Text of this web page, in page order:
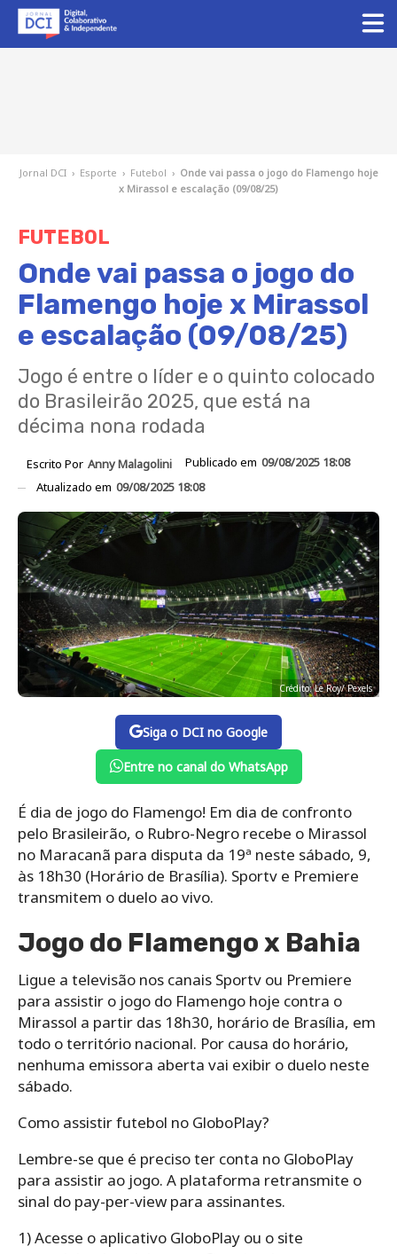
Jornal DCI › Esporte › Futebol › Onde vai passa o jogo do Flamengo hoje
x Mirassol e escalação (09/08/25)
FUTEBOL
Onde vai passa o jogo do
Flamengo hoje x Mirassol
e escalação (09/08/25)
Jogo é entre o líder e o quinto colocado
do Brasileirão 2025, que está na
décima nona rodada
Escrito Por Anny Malagolini Publicado em 09/08/2025 18:08
Atualizado em 09/08/2025 18:08
Crédito: Le Roy/ Pexels
Siga o DCI no Google
Entre no canal do WhatsApp
É dia de jogo do Flamengo! Em dia de confronto
pelo Brasileirão, o Rubro-Negro recebe o Mirassol
no Maracanã para disputa da 19ª neste sábado, 9,
às 18h30 (Horário de Brasília). Sportv e Premiere
transmitem o duelo ao vivo.
Jogo do Flamengo x Bahia
Ligue a televisão nos canais Sportv ou Premiere
para assistir o jogo do Flamengo hoje contra o
Mirassol a partir das 18h30, horário de Brasília, em
todo o território nacional. Por causa do horário,
nenhuma emissora aberta vai exibir o duelo neste
sábado.
Como assistir futebol no GloboPlay?
Lembre-se que é preciso ter conta no GloboPlay
para assistir ao jogo. A plataforma retransmite o
sinal do pay-per-view para assinantes.
1) Acesse o aplicativo GloboPlay ou o site